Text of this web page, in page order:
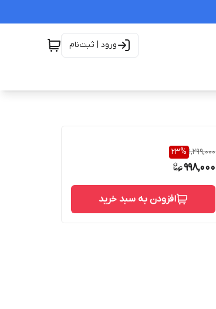
ورود | ثبت‌نام
1,299,000
23%
998,000
افزودن به سبد خرید